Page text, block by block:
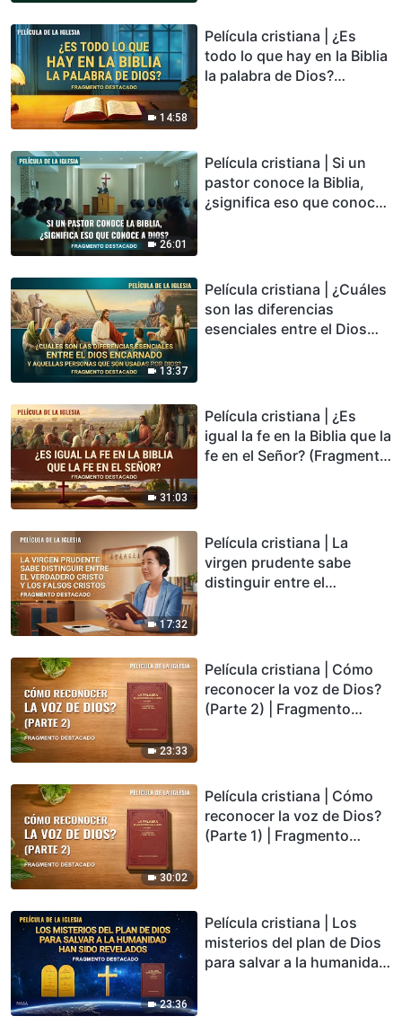
14:58
Película cristiana | ¿Es
todo lo que hay en la Biblia
la palabra de Dios?
26:01
Película cristiana | Si un
pastor conoce la Biblia,
¿significa eso que conoce
13:37
Película cristiana | ¿Cuáles
son las diferencias
esenciales entre el Dios
destacado)
31:03
Película cristiana | ¿Es
igual la fe en la Biblia que la
fe en el Señor? (Fragmento
17:32
Película cristiana | La
virgen prudente sabe
distinguir entre el
23:33
Película cristiana | Cómo
reconocer la voz de Dios?
(Parte 2) | Fragmento
30:02
Película cristiana | Cómo
reconocer la voz de Dios?
(Parte 1) | Fragmento
23:36
Película cristiana | Los
misterios del plan de Dios
para salvar a la humanidad